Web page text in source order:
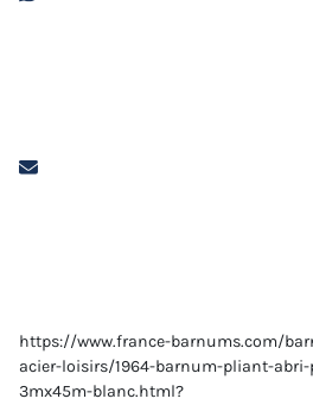
https://www.france-barnums.com/
acier-loisirs/1964-barnum-pliant-
3mx45m-blanc.html?